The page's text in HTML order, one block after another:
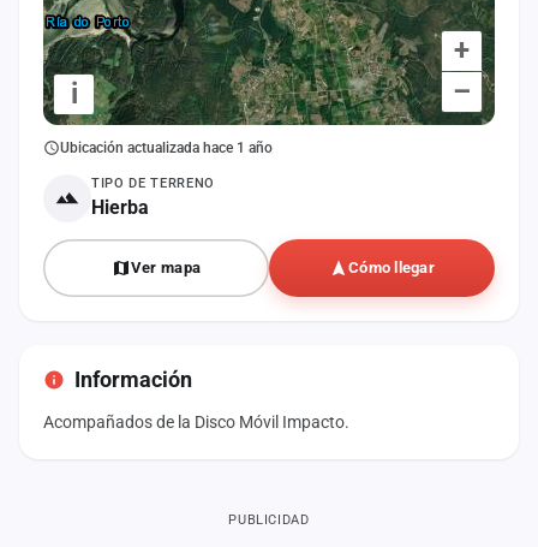
+
–
i
Ubicación actualizada hace 1 año
TIPO DE TERRENO
Hierba
Ver mapa Cómo llegar
Información
Acompañados de la Disco Móvil Impacto.
PUBLICIDAD